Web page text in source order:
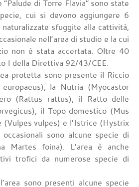
di Torre Flavia” sono state
cui si devono aggiungere 6
sfuggite alla cattività,
nell’area di studio e la cui
non è stata accertata. Oltre 40
I della Direttiva 92/43/CEE.
protetta sono presente il Riccio
europaeus), la Nutria (Myocastor
(Rattus rattus), il Ratto delle
il Topo domestico (Mus
(Vulpes vulpes) e l’Istrice (Hystrix
sono alcune specie di
Martes foina). L’area è anche
trofici da numerose specie di
sono presenti alcune specie